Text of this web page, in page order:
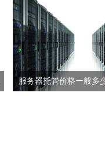
服务器托管价格一般多